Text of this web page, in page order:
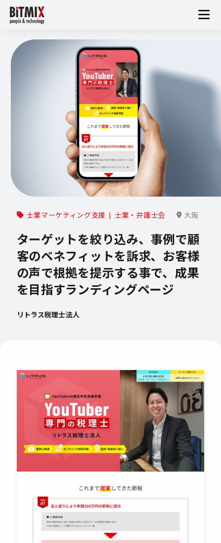
士業マーケティング支援 士業・弁護士会 大阪
ターゲットを絞り込み、事例で顧
客のベネフィットを訴求、お客様
の声で根拠を提示する事で、成果
を目指すランディングページ
リトラス税理士法人